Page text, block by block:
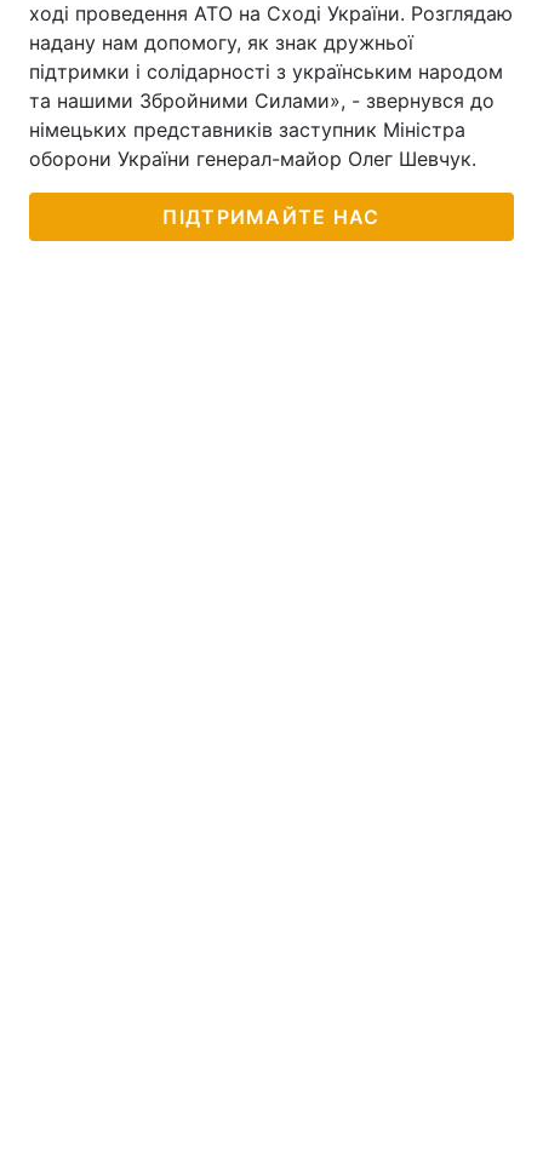
ході проведення АТО на Сході України. Розглядаю
надану нам допомогу, як знак дружньої
підтримки і солідарності з українським народом
та нашими Збройними Силами», - звернувся до
німецьких представників заступник Міністра
оборони України генерал-майор Олег Шевчук.
ПІДТРИМАЙТЕ НАС